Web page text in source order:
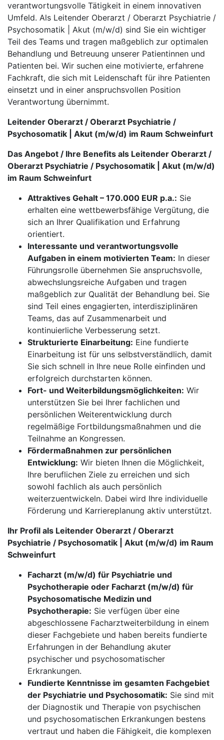
verantwortungsvolle Tätigkeit in einem innovativen
Umfeld. Als Leitender Oberarzt / Oberarzt Psychiatrie /
Psychosomatik | Akut (m/w/d) sind Sie ein wichtiger
Teil des Teams und tragen maßgeblich zur optimalen
Behandlung und Betreuung unserer Patientinnen und
Patienten bei. Wir suchen eine motivierte, erfahrene
Fachkraft, die sich mit Leidenschaft für ihre Patienten
einsetzt und in einer anspruchsvollen Position
Verantwortung übernimmt.
Leitender Oberarzt / Oberarzt Psychiatrie /
Psychosomatik | Akut (m/w/d) im Raum Schweinfurt
Das Angebot / Ihre Benefits als Leitender Oberarzt /
Oberarzt Psychiatrie / Psychosomatik | Akut (m/w/d)
im Raum Schweinfurt
Attraktives Gehalt – 170.000 EUR p.a.: Sie
erhalten eine wettbewerbsfähige Vergütung, die
sich an Ihrer Qualifikation und Erfahrung
orientiert.
Interessante und verantwortungsvolle
Aufgaben in einem motivierten Team: In dieser
Führungsrolle übernehmen Sie anspruchsvolle,
abwechslungsreiche Aufgaben und tragen
maßgeblich zur Qualität der Behandlung bei. Sie
sind Teil eines engagierten, interdisziplinären
Teams, das auf Zusammenarbeit und
kontinuierliche Verbesserung setzt.
Strukturierte Einarbeitung: Eine fundierte
Einarbeitung ist für uns selbstverständlich, damit
Sie sich schnell in Ihre neue Rolle einfinden und
erfolgreich durchstarten können.
Fort- und Weiterbildungsmöglichkeiten: Wir
unterstützen Sie bei Ihrer fachlichen und
persönlichen Weiterentwicklung durch
regelmäßige Fortbildungsmaßnahmen und die
Teilnahme an Kongressen.
Fördermaßnahmen zur persönlichen
Entwicklung: Wir bieten Ihnen die Möglichkeit,
Ihre beruflichen Ziele zu erreichen und sich
sowohl fachlich als auch persönlich
weiterzuentwickeln. Dabei wird Ihre individuelle
Förderung und Karriereplanung aktiv unterstützt.
Ihr Profil als Leitender Oberarzt / Oberarzt
Psychiatrie / Psychosomatik | Akut (m/w/d) im Raum
Schweinfurt
Facharzt (m/w/d) für Psychiatrie und
Psychotherapie oder Facharzt (m/w/d) für
Psychosomatische Medizin und
Psychotherapie: Sie verfügen über eine
abgeschlossene Facharztweiterbildung in einem
dieser Fachgebiete und haben bereits fundierte
Erfahrungen in der Behandlung akuter
psychischer und psychosomatischer
Erkrankungen.
Fundierte Kenntnisse im gesamten Fachgebiet
der Psychiatrie und Psychosomatik: Sie sind mit
der Diagnostik und Therapie von psychischen
und psychosomatischen Erkrankungen bestens
vertraut und haben die Fähigkeit, die komplexen